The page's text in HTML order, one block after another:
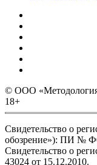
© ООО «Методология
18+
Свидетельство о
обозрение»): ПИ №
Свидетельство о
43024 от 15.12.2010.